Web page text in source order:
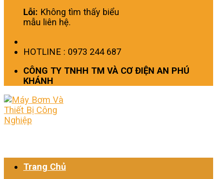
Lỗi: Không tìm thấy biểu
mẫu liên hệ.
HOTLINE : 0973 244 687
CÔNG TY TNHH TM VÀ CƠ ĐIỆN AN PHÚ
KHÁNH
Trang Chủ